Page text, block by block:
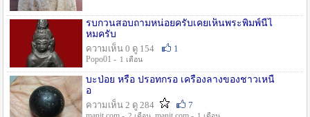
รบกวนสอบถามหน่อยครับเคยเห็นพระพิมพ์นี้ไ
หมครับ
ความเห็น 0 ดู 154
1
Popo01 - 1 เดือน
บะป่อย หรือ ปรอทกรอ เครื่องลางของชาวเหนื
อ
ความเห็น 2 ดู 284
7